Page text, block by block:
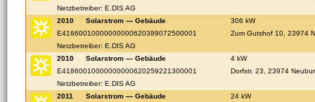
Netzbetreiber: E.DIS AG
2010
Solarstrom — Gebäude
306 kW
E41860010000000000620389072500001
Zum Gutshof 10, 23974
Netzbetreiber: E.DIS AG
2010
Solarstrom — Gebäude
4 kW
E41860010000000000620259221300001
Dorfstr. 23, 23974
Netzbetreiber: E.DIS AG
2011
Solarstrom — Gebäude
24 kW